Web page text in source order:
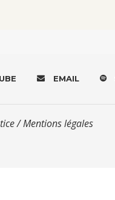
EMAIL
/ Mentions légales